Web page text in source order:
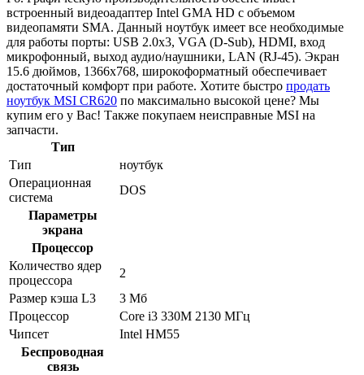
встроенный видеоадаптер Intel GMA HD с объемом
видеопамяти SMA. Данный ноутбук имеет все необходимые
для работы порты: USB 2.0x3, VGA (D-Sub), HDMI, вход
микрофонный, выход аудио/наушники, LAN (RJ-45). Экран
15.6 дюймов, 1366x768, широкоформатный обеспечивает
достаточный комфорт при работе. Хотите быстро продать
ноутбук MSI CR620 по максимально высокой цене? Мы
купим его у Вас! Также покупаем неисправные MSI на
запчасти.
Тип
Тип
ноутбук
Операционная
система
DOS
Параметры
экрана
Процессор
Количество ядер
процессора
2
Размер кэша L3
3 Мб
Процессор
Core i3 330M 2130 МГц
Чипсет
Intel HM55
Беспроводная
связь